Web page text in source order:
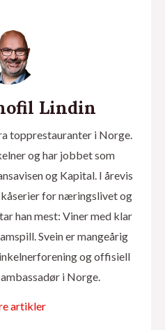
Lindin
topprestauranter i Norge.
og har jobbet som
og Kapital. I årevis
for næringslivet og
han mest: Viner med klar
Svein er mangeårig
og offisiell
i Norge.
artikler